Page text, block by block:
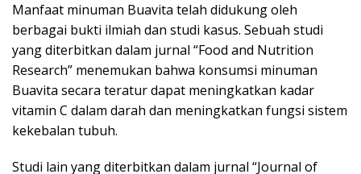
Manfaat minuman Buavita telah didukung oleh
berbagai bukti ilmiah dan studi kasus. Sebuah studi
yang diterbitkan dalam jurnal “Food and Nutrition
Research” menemukan bahwa konsumsi minuman
Buavita secara teratur dapat meningkatkan kadar
vitamin C dalam darah dan meningkatkan fungsi sistem
kekebalan tubuh.
Studi lain yang diterbitkan dalam jurnal “Journal of